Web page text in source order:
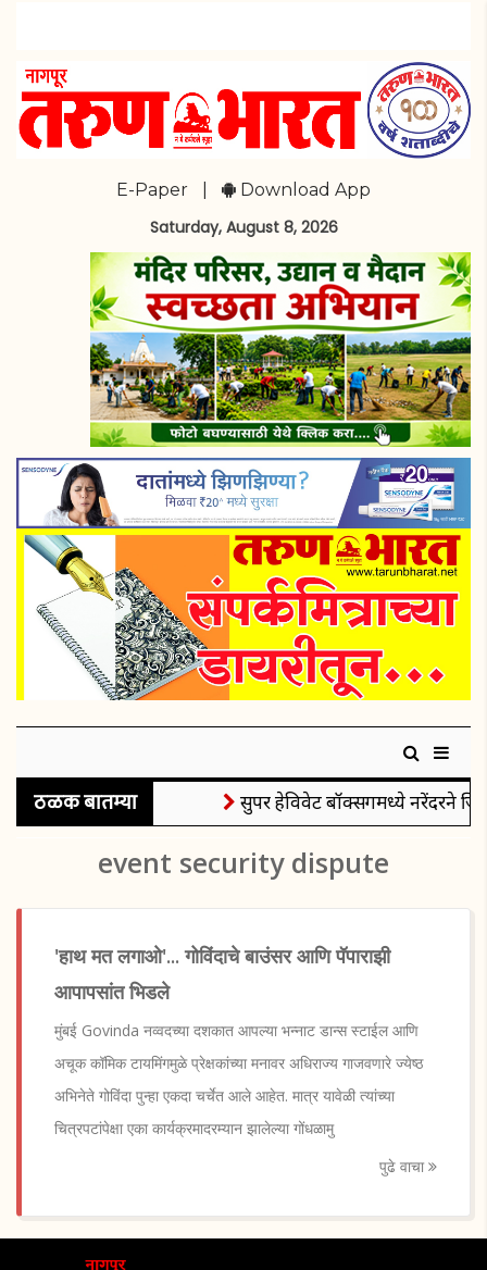
E-Paper Download App
Saturday, August 8, 2026
ठळक बातम्या सुपर हेविवेट बॉक्सिंगमध्ये नरेंदरने
event security dispute
'हाथ मत लगाओ'... गोविंदाचे बाउंसर आणि पॅपाराझी
आपापसांत भिडले
मुंबई Govinda नव्वदच्या दशकात आपल्या भन्नाट डान्स स्टाईल आणि
अचूक कॉमिक टायमिंगमुळे प्रेक्षकांच्या मनावर अधिराज्य गाजवणारे ज्येष्ठ
अभिनेते गोविंदा पुन्हा एकदा चर्चेत आले आहेत. मात्र यावेळी त्यांच्या
चित्रपटांपेक्षा एका कार्यक्रमादरम्यान झालेल्या गोंधळामु
पुढे वाचा